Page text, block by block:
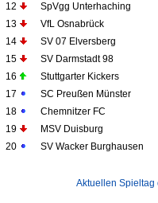
12
SpVgg Unterhaching
13
VfL Osnabrück
14
SV 07 Elversberg
15
SV Darmstadt 98
16
Stuttgarter Kickers
17
SC Preußen Münster
18
Chemnitzer FC
19
MSV Duisburg
20
SV Wacker Burghausen
Aktuellen Spieltag